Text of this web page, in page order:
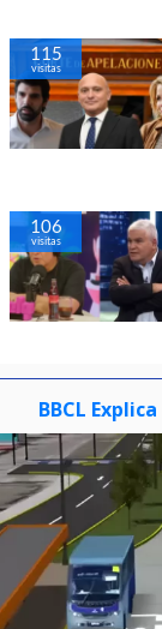
115
visitas
106
visitas
BBCL Explica